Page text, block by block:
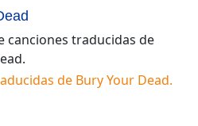
canciones traducidas de
.
de Bury Your Dead.